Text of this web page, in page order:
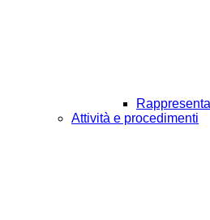
Attività e procedimenti